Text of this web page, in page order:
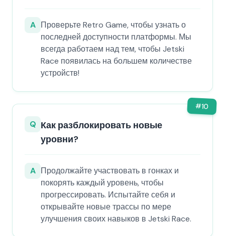
A Проверьте Retro Game, чтобы узнать о
последней доступности платформы. Мы
всегда работаем над тем, чтобы Jetski
Race появилась на большем количестве
устройств!
#10
Q Как разблокировать новые
уровни?
A Продолжайте участвовать в гонках и
покорять каждый уровень, чтобы
прогрессировать. Испытайте себя и
открывайте новые трассы по мере
улучшения своих навыков в Jetski Race.